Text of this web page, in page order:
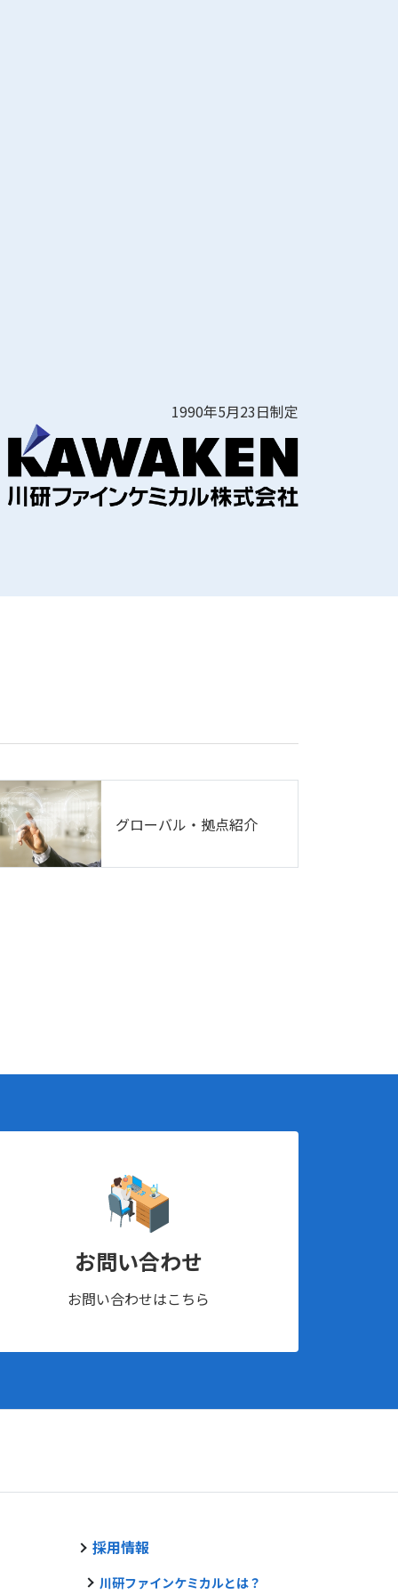
1990年5月23日制定
グローバル・拠点紹介
お問い合わせ
お問い合わせはこちら
採用情報
川研ファインケミカルとは？